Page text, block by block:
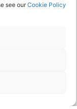
see ourCookie Policy